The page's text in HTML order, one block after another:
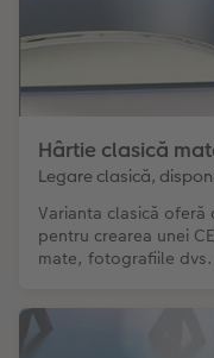
Hârtie clasică
Legare clasică,
Varianta clasică oferă
pentru crearea unei
mate, fotografiile